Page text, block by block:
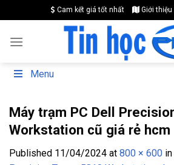
to
content
Cam kết giá tốt nhất Giới thiệu
Menu
Máy trạm PC Dell
Workstation cũ giá rẻ hcm
Published 11/04/2024 at 800 × 600 in